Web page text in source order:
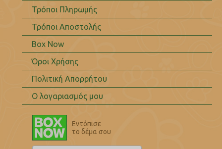
Τρόποι Πληρωμής
Τρόποι Αποστολής
Box Now
Όροι Χρήσης
Πολιτική Απορρήτου
Ο λογαριασμός μου
Εντόπισε
το δέμα σου